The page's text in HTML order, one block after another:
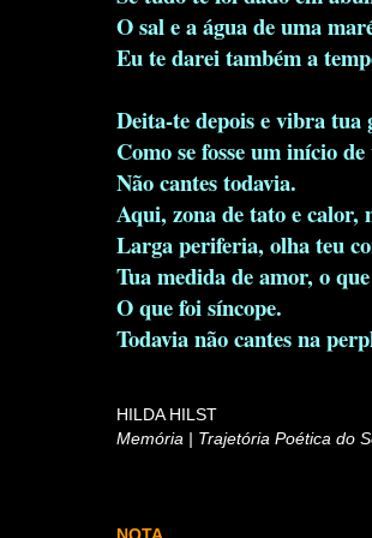
O sal e a água de uma
Eu te darei também a
Deita-te depois e vibra tua
Como se fosse um início
Não cantes todavia.
Aqui, zona de tato e calor,
Larga periferia, olha teu
Tua medida de amor, o
O que foi síncope.
Todavia não cantes na
HILDA HILST
Memória | Trajetória Poética do